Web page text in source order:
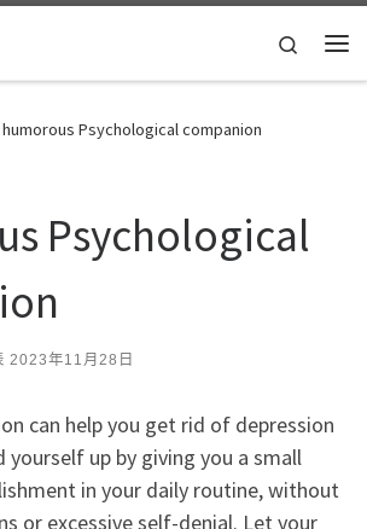
Search
humorous Psychological companion
Psychological
2023年11月28日
can help you get rid of depression
yourself up by giving you a small
in your daily routine, without
or excessive self-denial. Let your